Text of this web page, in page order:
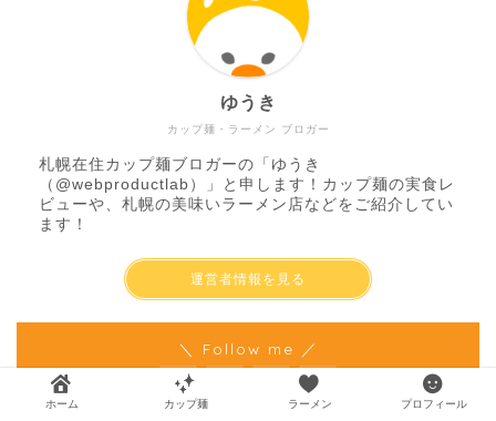
カップ麺・ラーメン ブロガー
ゆうき
札幌在住カップ麺ブロガーの「ゆうき
（ @webproductlab ）」と申します！カップ麺の実食レ
ビューや、札幌の美味いラーメン店などをご紹介してい
ます！
運営者情報を見る
＼ Follow me ／
ホーム カップ麺 ラーメン プロフィール